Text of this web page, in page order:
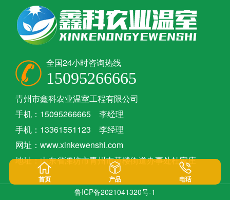
全国24小时咨询热线
15095266665
青州市鑫科农业温室工程有限公司
手机：15095266665 李经理
手机：13361551123 李经理
网址：www.xinkewenshi.com
地址：山东省潍坊市青州市黄楼街道办事处杜家庄
鲁ICP备2021041320号-1
首页 产品 电话